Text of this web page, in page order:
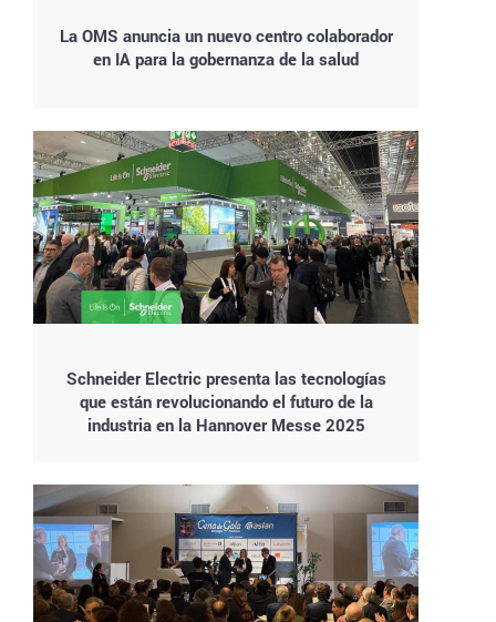
La OMS anuncia un nuevo centro colaborador
en IA para la gobernanza de la salud
Schneider Electric presenta las tecnologías
que están revolucionando el futuro de la
industria en la Hannover Messe 2025